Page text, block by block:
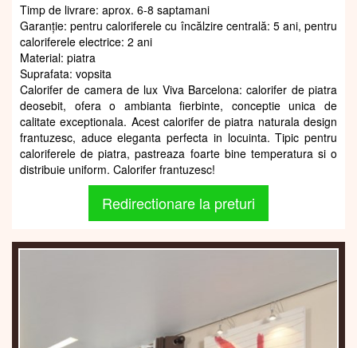
Timp de livrare: aprox. 6-8 saptamani
Garanție: pentru caloriferele cu încălzire centrală: 5 ani, pentru
caloriferele electrice: 2 ani
Material: piatra
Suprafata: vopsita
Calorifer de camera de lux Viva Barcelona: calorifer de piatra
deosebit, ofera o ambianta fierbinte, conceptie unica de
calitate exceptionala. Acest calorifer de piatra naturala design
frantuzesc, aduce eleganta perfecta in locuinta. Tipic pentru
caloriferele de piatra, pastreaza foarte bine temperatura si o
distribuie uniform. Calorifer frantuzesc!
Redirectionare la preturi